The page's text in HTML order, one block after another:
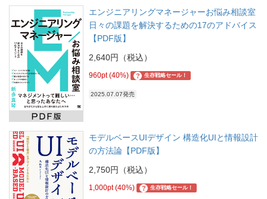
エンジニアリングマネージャーお悩み相談室
日々の課題を解決するための17のアドバイス
【PDF版】
2,640円（税込）
960pt (40%) ? 生存戦略セール！
2025.07.07発売
モデルベースUIデザイン 構造化UIと情報設計
の方法論【PDF版】
2,750円（税込）
1,000pt (40%) ? 生存戦略セール！